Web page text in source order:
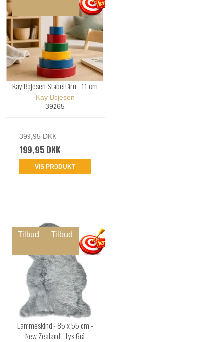
Kay Bojesen Stabeltårn - 11 cm
Kay Bojesen
39265
399,95 DKK
199,95 DKK
VIS PRODUKT
Tilbud Tilbud
Lammeskind - 85 x 55 cm -
New Zealand - Lys Grå